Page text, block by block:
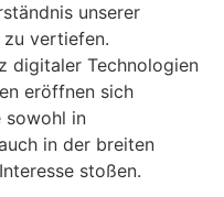
unserer
vertiefen.
digitaler Technologien
eröffnen sich
sowohl in
in der breiten
stoßen.